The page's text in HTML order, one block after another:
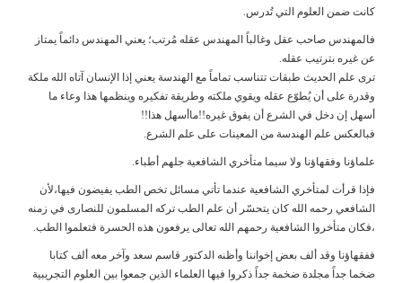
كانت ضمن العلوم التي تُدرس.
فالمهندس صاحب عقل وغالباً المهندس عقله مُرتب؛ يعني المهندس دائماً يمتاز
عن غيره بترتيب عقله.
ترى علم الحديث طبقات تتناسب تماماً مع الهندسة يعني إذا الإنسان آتاه الله ملكة
وقدرة على أن يُطوّع عقله ويقوي ملكته وطريقة تفكيره وينظمها هذا وعاء ما
أسهل إن دخل في الشرع أن يفوق غيره!!ماأسهل هذا!!
فبالعكس علم الهندسة من المعينات على علم الشرع.
علماؤنا وفقهاؤنا ولا سيما متأخري الشافعية جلهم أطباء.
فإذا قرأت لمتأخري الشافعية عندما تأتي مسائل تخص الطب يفيضون فيها،لأن
الشافعي رحمه الله كان يتحسّر أن علم الطب تركه المسلمون للنصارى في زمنه
،فكان متأخروا الشافعية رحمهم الله تعالى يرفعون هذه الحسرة فتعلموا الطب.
ففقهاؤنا وقد ألف بعض إخواننا وأظنه الدكتور قاسم سعد وآخر معه ألف كتابا
ضخما جداً مجلدة ضخمة جداً ذكروا فيها العلماء الذين جمعوا بين العلوم التجريبية